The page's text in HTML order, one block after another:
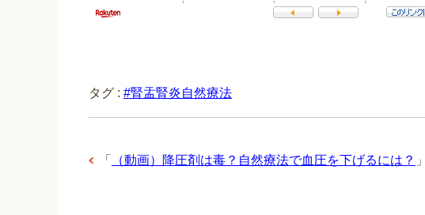
タグ : #腎盂腎炎自然療法
「 （動画）降圧剤は毒？自然療法で血圧を下げるには？ 」